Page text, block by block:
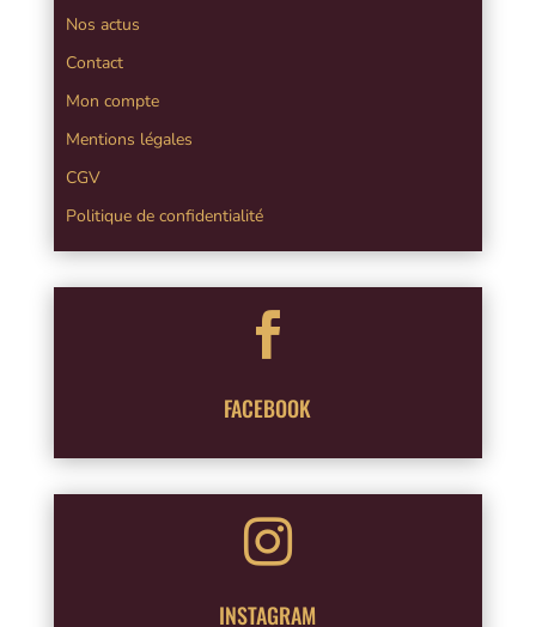
Nos actus
Contact
Mon compte
Mentions légales
CGV
Politique de confidentialité

FACEBOOK

INSTAGRAM